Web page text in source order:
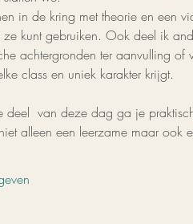
in de kring met theorie en een
kunt gebruiken. Ook deel ik
achtergronden ter aanvulling
class en uniek karakter krijgt.
deel  van deze dag ga je
alleen een leerzame maar ook